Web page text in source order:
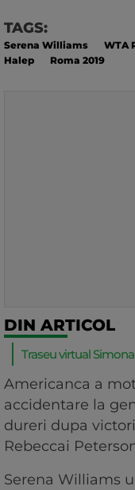
TAGS:
Serena Williams WTA
Halep
Roma 2019
DIN ARTICOL
Traseu virtual
Americanca a
accidentare la
dureri dupa
Rebeccai
Serena Williams